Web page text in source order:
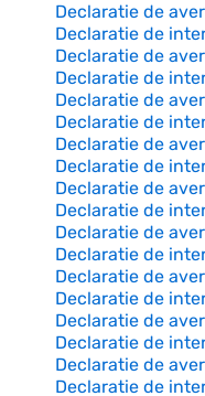
Declaratie de
Declaratie de
Declaratie de
Declaratie de
Declaratie de
Declaratie de
Declaratie de
Declaratie de
Declaratie de
Declaratie de
Declaratie de
Declaratie de
Declaratie de
Declaratie de
Declaratie de
Declaratie de
Declaratie de
Declaratie de